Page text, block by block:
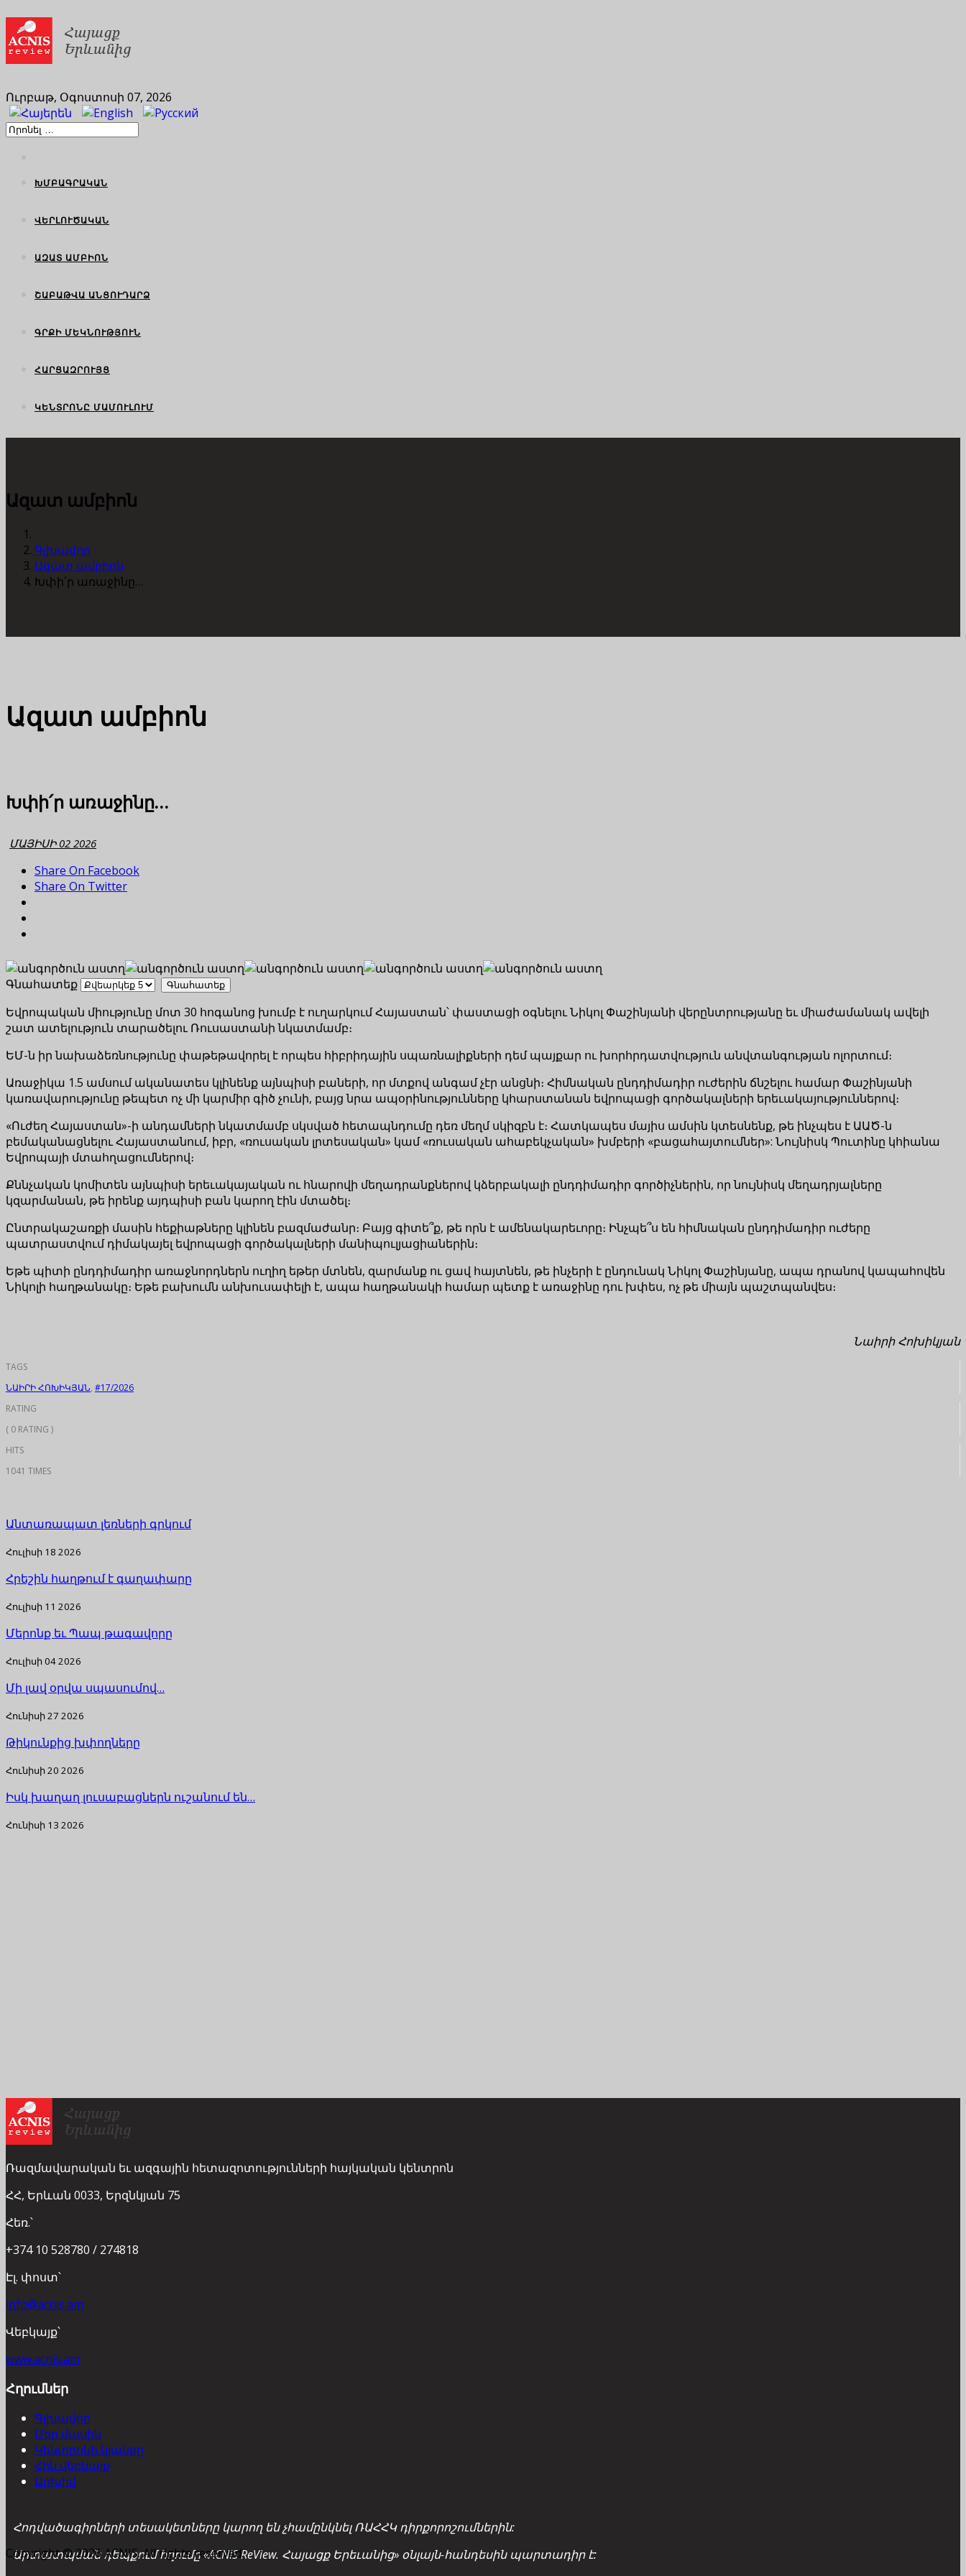
Ուրբաթ, Օգոստոսի 07, 2026
ԽՄԲԱԳՐԱԿԱՆ
ՎԵՐԼՈՒԾԱԿԱՆ
ԱԶԱՏ ԱՄԲԻՈՆ
ՇԱԲԱԹՎԱ ԱՆՑՈՒԴԱՐՁ
ԳՐՔԻ ՄԵԿՆՈՒԹՅՈՒՆ
ՀԱՐՑԱԶՐՈՒՅՑ
ԿԵՆՏՐՈՆԸ ՄԱՄՈՒԼՈՒՄ
Ազատ ամբիոն
Գլխավոր
Ազատ ամբիոն
Խփի՛ր առաջինը…
Ազատ ամբիոն
Խփի՛ր առաջինը…
ՄԱՅԻՍԻ 02 2026
Share On Facebook
Share On Twitter
Գնահատեք
Եվրոպական միությունը մոտ 30 հոգանոց խումբ է ուղարկում Հայաստան՝ փաստացի օգնելու Նիկոլ Փաշինյանի վերընտրությանը եւ միաժամանակ ավելի
շատ ատելություն տարածելու Ռուսաստանի նկատմամբ։
ԵՄ-ն իր նախաձեռնությունը փաթեթավորել է որպես հիբրիդային սպառնալիքների դեմ պայքար ու խորհրդատվություն անվտանգության ոլորտում։
Առաջիկա 1.5 ամսում ականատես կլինենք այնպիսի բաների, որ մտքով անգամ չէր անցնի։ Հիմնական ընդդիմադիր ուժերին ճնշելու համար Փաշինյանի
կառավարությունը թեպետ ոչ մի կարմիր գիծ չունի, բայց նրա ապօրինությունները կհարստանան եվրոպացի գործակալների երեւակայություններով։
«Ուժեղ Հայաստան»-ի անդամների նկատմամբ սկսված հետապնդումը դեռ մեղմ սկիզբն է։ Հատկապես մայիս ամսին կտեսնենք, թե ինչպես է ԱԱԾ-ն
բեմականացնելու Հայաստանում, իբր, «ռուսական լրտեսական» կամ «ռուսական ահաբեկչական» խմբերի «բացահայտումներ»: Նույնիսկ Պուտինը կհիանա
Եվրոպայի մտահղացումներով։
Քննչական կոմիտեն այնպիսի երեւակայական ու հնարովի մեղադրանքներով կձերբակալի ընդդիմադիր գործիչներին, որ նույնիսկ մեղադրյալները
կզարմանան, թե իրենք այդպիսի բան կարող էին մտածել։
Ընտրակաշառքի մասին հեքիաթները կլինեն բազմաժանր։ Բայց գիտե՞ք, թե որն է ամենակարեւորը։ Ինչպե՞ս են հիմնական ընդդիմադիր ուժերը
պատրաստվում դիմակայել եվրոպացի գործակալների մանիպուլյացիաներին։
Եթե պիտի ընդդիմադիր առաջնորդներն ուղիղ եթեր մտնեն, զարմանք ու ցավ հայտնեն, թե ինչերի է ընդունակ Նիկոլ Փաշինյանը, ապա դրանով կապահովեն
Նիկոլի հաղթանակը։ Եթե բախումն անխուսափելի է, ապա հաղթանակի համար պետք է առաջինը դու խփես, ոչ թե միայն պաշտպանվես։
Նաիրի Հոխիկյան
TAGS
ՆԱԻՐԻ ՀՈԽԻԿՅԱՆ, #17/2026
RATING
( 0 RATING )
HITS
1041 TIMES
Անտառապատ լեռների գրկում
Հուլիսի 18 2026
Հրեշին հաղթում է գաղափարը
Հուլիսի 11 2026
Մերոնք եւ Պապ թագավորը
Հուլիսի 04 2026
Մի լավ օրվա սպասումով…
Հունիսի 27 2026
Թիկունքից խփողները
Հունիսի 20 2026
Իսկ խաղաղ լուսաբացներն ուշանում են…
Հունիսի 13 2026
Ռազմավարական եւ ազգային հետազոտությունների հայկական կենտրոն
ՀՀ, Երևան 0033, Երզնկյան 75
Հեռ.՝
+374 10 528780 / 274818
Էլ. փոստ՝
info@acnis.am
Վեբկայք՝
www.acnis.am
Հղումներ
Գլխավոր
Մեր մասին
Կենտրոնի կյանքը
Հին վեբկայք
Արխիվ
Հոդվածագիրների տեսակետները կարող են չհամընկնել ՌԱՀՀԿ դիրքորոշումներին:
Արտատպման դեպքում հղումը «ACNIS ReView. Հայացք Երեւանից» օնլայն-հանդեսին պարտադիր է:
Copyright © 2026 ACNIS. All rights reserved.